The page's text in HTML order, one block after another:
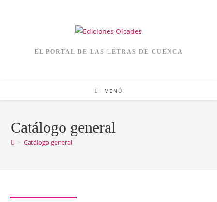
EL PORTAL DE LAS LETRAS DE CUENCA
MENÚ
Catálogo general
> Catálogo general